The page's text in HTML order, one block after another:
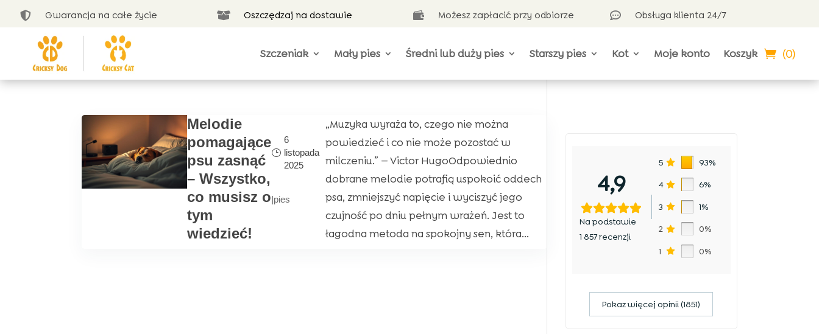
 Gwarancja na całe życie  Oszczędzaj na dostawie  Możesz zapłacić przy odbiorze  Obsługa klienta 24/7
Szczeniak Mały pies Średni lub duży pies Starszy pies Kot Moje konto Koszyk (0)
Melodie
pomagające
psu zasnąć
– Wszystko,
co musisz o
tym
wiedzieć!
6
listopada
2025
|pies
„Muzyka wyraża to, czego nie można
powiedzieć i co nie może pozostać w
milczeniu.” — Victor HugoOdpowiednio
dobrane melodie potrafią uspokoić oddech
psa, zmniejszyć napięcie i wyciszyć jego
czujność po dniu pełnym wrażeń. Jest to
łagodna metoda na spokojny sen, która...
4,9
Na podstawie
1 857 recenzji
5 93%
4 6%
3 1%
2 0%
1 0%
Pokaz więcej opinii (1851)